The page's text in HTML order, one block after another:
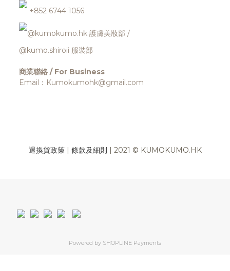
+852 6744 1056
@kumokumo.hk 護膚美妝部 /
@kumo.shiroii 服裝部
商業聯絡 / For Business
Email：Kumokumohk@gmail.com
退換貨政策| 條款及細則 | 2021 © KUMOKUMO.HK
Powered by SHOPLINE Payments